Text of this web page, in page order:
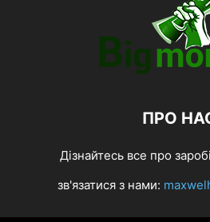
ПРО
Дізнайтесь все про
зв'язатися з нами: